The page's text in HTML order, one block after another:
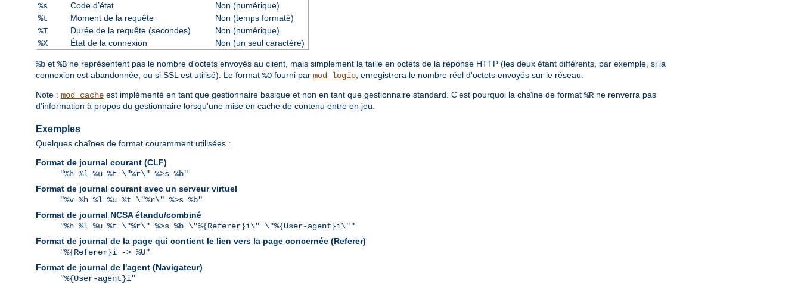
%s
Code d’état
Non (numérique)
%t
Moment de la requête
Non (temps formaté)
%T
Durée de la requête (secondes)
Non (numérique)
%X
État de la connexion Non (un seul caractère)
%b et %B ne représentent pas le nombre d'octets envoyés au client, mais simplement la taille en octets de la réponse HTTP (les deux étant différents, par exemple, si la
connexion est abandonnée, ou si SSL est utilisé). Le format %O fourni par mod_logio, enregistrera le nombre réel d'octets envoyés sur le réseau.
Note : mod_cache est implémenté en tant que gestionnaire basique et non en tant que gestionnaire standard. C'est pourquoi la chaîne de format %R ne renverra pas
d'information à propos du gestionnaire lorsqu'une mise en cache de contenu entre en jeu.
Exemples
Quelques chaînes de format couramment utilisées :
Format de journal courant (CLF)
"%h %l %u %t \"%r\" %>s %b"
Format de journal courant avec un serveur virtuel
"%v %h %l %u %t \"%r\" %>s %b"
Format de journal NCSA étandu/combiné
"%h %l %u %t \"%r\" %>s %b \"%{Referer}i\" \"%{User-agent}i\""
Format de journal de la page qui contient le lien vers la page concernée (Referer)
"%{Referer}i -> %U"
Format de journal de l'agent (Navigateur)
"%{User-agent}i"